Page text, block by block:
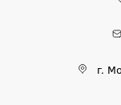
г.